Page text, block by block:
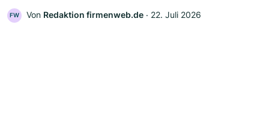
FW Von Redaktion firmenweb.de ‧ 22. Juli 2026